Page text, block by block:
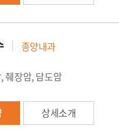
종양내과
췌장암, 담도암
상세소개